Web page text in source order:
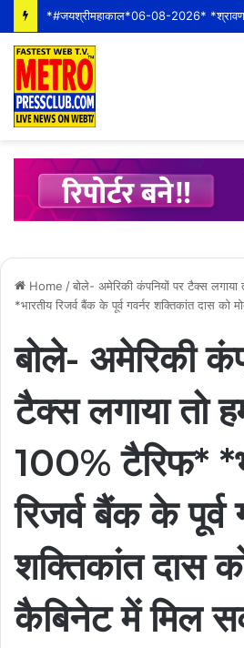
Home /बोले- अमेरिकी कंपनियों पर टैक्स
*भारतीय रिजर्व बैंक के पूर्व गवर्नर शक्तिकांत दास
बोले- अमेरिकी
टैक्स लगाया तो
100% टैरिफ*
रिजर्व बैंक के पूर्व
शक्तिकांत दास
कैबिनेट में मिल